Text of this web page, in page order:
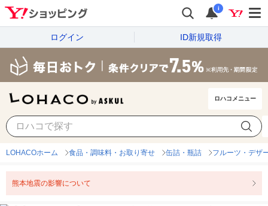
i
ログイン ID新規取得
ロハコメニュー
LOHACOホーム 食品・調味料・お取り寄せ 缶詰・瓶詰 フルーツ・デザ
熊本地震の影響について